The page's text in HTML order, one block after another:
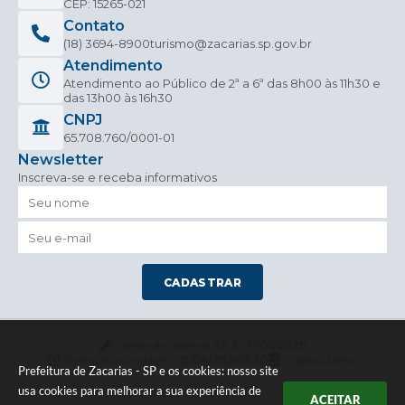
Prefeitura de Zacarias - SP e os cookies: nosso site
usa cookies para melhorar a sua experiência de
ACEITAR
CEP: 15265-021
Contato
(18) 3694-8900turismo@zacarias.sp.gov.br
Atendimento
Atendimento ao Público de 2ª a 6ª das 8h00 às 11h30 e
das 13h00 às 16h30
CNPJ
65.708.760/0001-01
Newsletter
Inscreva-se e receba informativos
CADASTRAR